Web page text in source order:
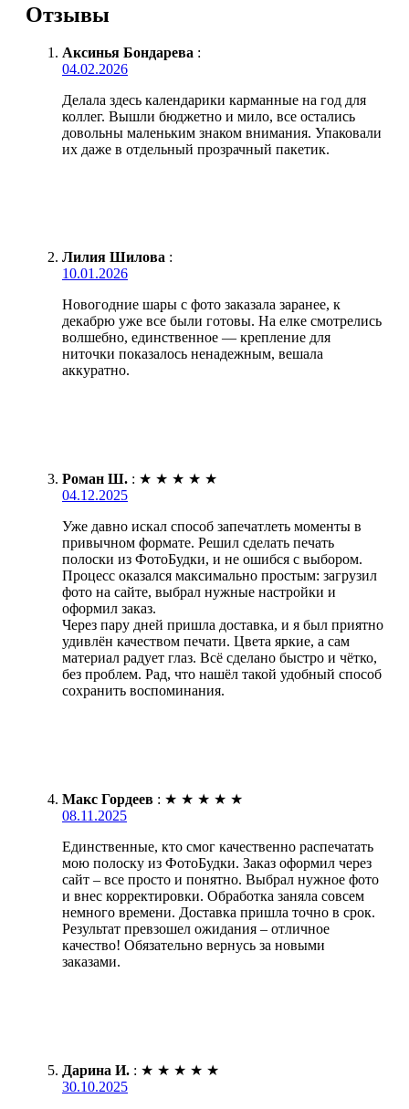
Отзывы
Аксинья Бондарева :
04.02.2026
Делала здесь календарики карманные на год для
коллег. Вышли бюджетно и мило, все остались
довольны маленьким знаком внимания. Упаковали
их даже в отдельный прозрачный пакетик.
Лилия Шилова :
10.01.2026
Новогодние шары с фото заказала заранее, к
декабрю уже все были готовы. На елке смотрелись
волшебно, единственное — крепление для
ниточки показалось ненадежным, вешала
аккуратно.
Роман Ш. : ★ ★ ★ ★ ★
04.12.2025
Уже давно искал способ запечатлеть моменты в
привычном формате. Решил сделать печать
полоски из ФотоБудки, и не ошибся с выбором.
Процесс оказался максимально простым: загрузил
фото на сайте, выбрал нужные настройки и
оформил заказ.
Через пару дней пришла доставка, и я был приятно
удивлён качеством печати. Цвета яркие, а сам
материал радует глаз. Всё сделано быстро и чётко,
без проблем. Рад, что нашёл такой удобный способ
сохранить воспоминания.
Макс Гордеев : ★ ★ ★ ★ ★
08.11.2025
Единственные, кто смог качественно распечатать
мою полоску из ФотоБудки. Заказ оформил через
сайт – все просто и понятно. Выбрал нужное фото
и внес корректировки. Обработка заняла совсем
немного времени. Доставка пришла точно в срок.
Результат превзошел ожидания – отличное
качество! Обязательно вернусь за новыми
заказами.
Дарина И. : ★ ★ ★ ★ ★
30.10.2025